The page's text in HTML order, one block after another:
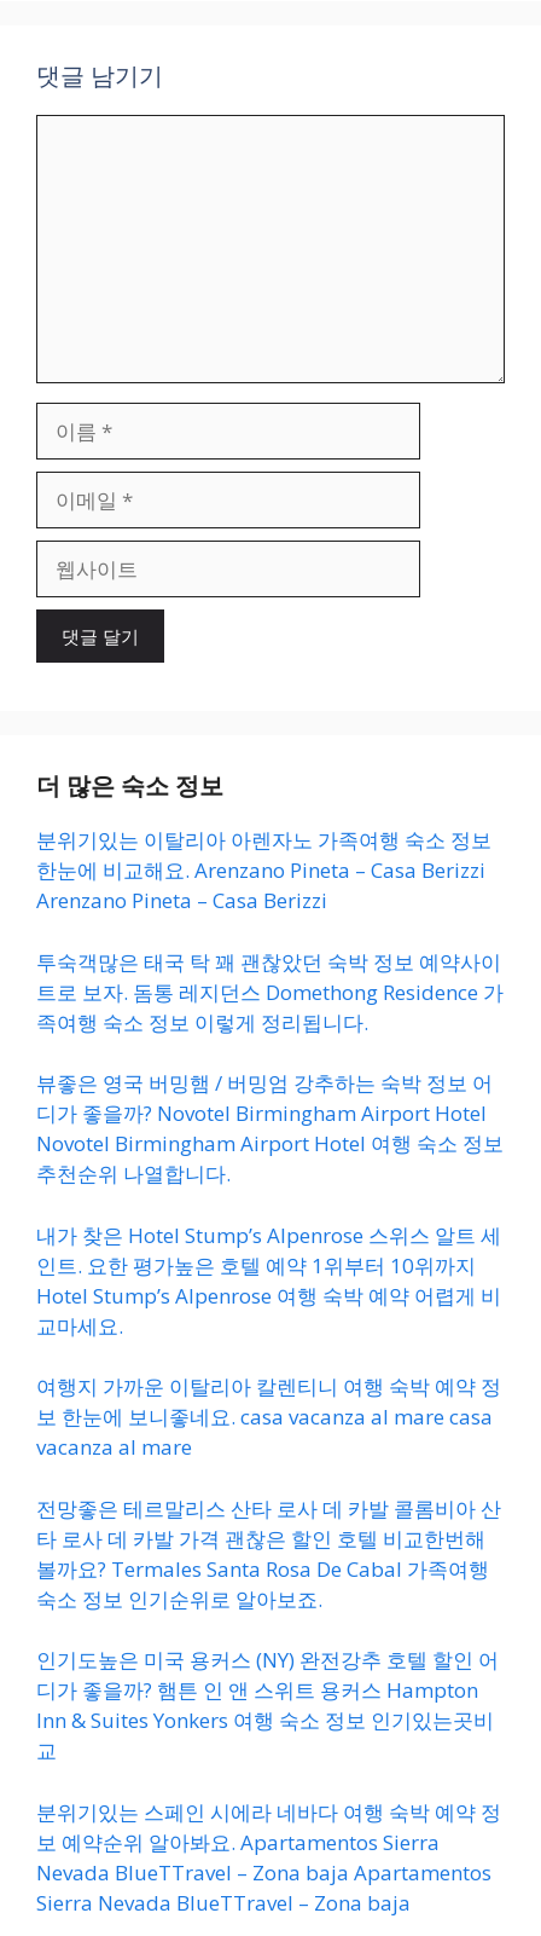
댓글 남기기
일
이
더 많은 숙소 정보
분위기있는 이탈리아 아렌자노 가족여행 숙소 정보
한눈에 비교해요. Arenzano Pineta – Casa Berizzi
Arenzano Pineta – Casa Berizzi
투숙객많은 태국 탁 꽤 괜찮았던 숙박 정보 예약사이
트로 보자. 돔통 레지던스 Domethong Residence 가
족여행 숙소 정보 이렇게 정리됩니다.
뷰좋은 영국 버밍햄 / 버밍엄 강추하는 숙박 정보 어
디가 좋을까? Novotel Birmingham Airport Hotel
Novotel Birmingham Airport Hotel 여행 숙소 정보
추천순위 나열합니다.
내가 찾은 Hotel Stump’s Alpenrose 스위스 알트 세
인트. 요한 평가높은 호텔 예약 1위부터 10위까지
Hotel Stump’s Alpenrose 여행 숙박 예약 어렵게 비
교마세요.
여행지 가까운 이탈리아 칼렌티니 여행 숙박 예약 정
보 한눈에 보니좋네요. casa vacanza al mare casa
vacanza al mare
전망좋은 테르말리스 산타 로사 데 카발 콜롬비아 산
타 로사 데 카발 가격 괜찮은 할인 호텔 비교한번해
볼까요? Termales Santa Rosa De Cabal 가족여행
숙소 정보 인기순위로 알아보죠.
인기도높은 미국 용커스 (NY) 완전강추 호텔 할인 어
디가 좋을까? 햄튼 인 앤 스위트 용커스 Hampton
Inn & Suites Yonkers 여행 숙소 정보 인기있는곳비
교
분위기있는 스페인 시에라 네바다 여행 숙박 예약 정
보 예약순위 알아봐요. Apartamentos Sierra
Nevada BlueTTravel – Zona baja Apartamentos
Sierra Nevada BlueTTravel – Zona baja